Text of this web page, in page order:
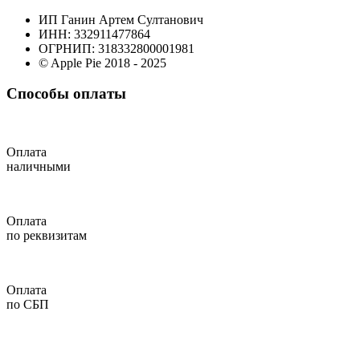
ИП Ганин Артем Султанович
ИНН: 332911477864
ОГРНИП: 318332800001981
© Apple Pie 2018 - 2025
Способы оплаты
Оплата
наличными
Оплата
по реквизитам
Оплата
по СБП